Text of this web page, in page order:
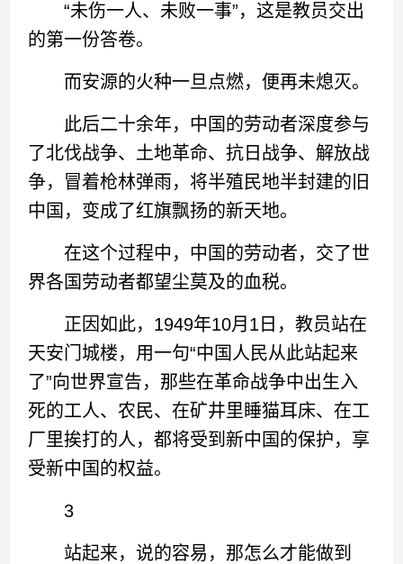
“未伤一人、未败一事”，这是教员交出
的第一份答卷。
而安源的火种一旦点燃，便再未熄灭。
此后二十余年，中国的劳动者深度参与
了北伐战争、土地革命、抗日战争、解放战
争，冒着枪林弹雨，将半殖民地半封建的旧
中国，变成了红旗飘扬的新天地。
在这个过程中，中国的劳动者，交了世
界各国劳动者都望尘莫及的血税。
正因如此，1949年10月1日，教员站在
天安门城楼，用一句“中国人民从此站起来
了”向世界宣告，那些在革命战争中出生入
死的工人、农民、在矿井里睡猫耳床、在工
厂里挨打的人，都将受到新中国的保护，享
受新中国的权益。
3
站起来，说的容易，那怎么才能做到